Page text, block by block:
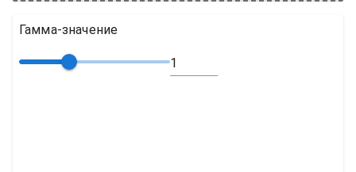
Гамма-значение